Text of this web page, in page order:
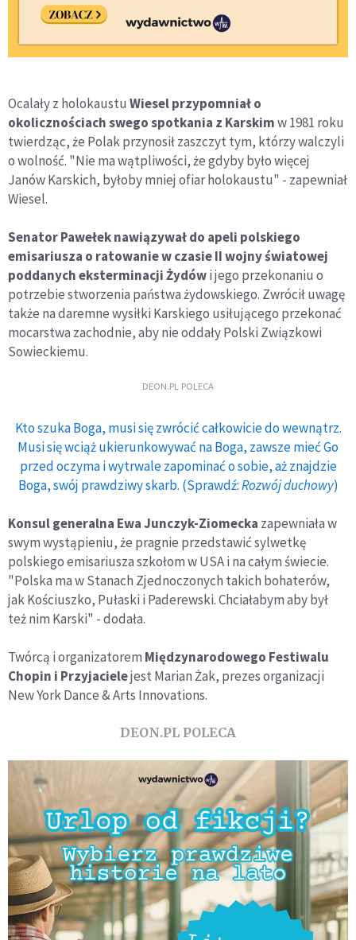
Ocalały z holokaustu Wiesel przypomniał o
okolicznościach swego spotkania z Karskimw 1981 roku
twierdząc, że Polak przynosił zaszczyt tym, którzy walczyli
o wolność. "Nie ma wątpliwości, że gdyby było więcej
Janów Karskich, byłoby mniej ofiar holokaustu" - zapewniał
Wiesel.
Senator Pawełek nawiązywał do apeli polskiego
emisariusza o ratowanie w czasie II wojny światowej
poddanych eksterminacji Żydówi jego przekonaniu o
potrzebie stworzenia państwa żydowskiego. Zwrócił uwagę
także na daremne wysiłki Karskiego usiłującego przekonać
mocarstwa zachodnie, aby nie oddały Polski Związkowi
Sowieckiemu.
DEON.PL POLECA
Kto szuka Boga, musi się zwrócić całkowicie do wewnątrz.
Musi się wciąż ukierunkowywać na Boga, zawsze mieć Go
przed oczyma i wytrwale zapominać o sobie, aż znajdzie
Boga, swój prawdziwy skarb. (Sprawdź:Rozwój duchowy)
Konsul generalna Ewa Junczyk-Ziomecka zapewniała w
swym wystąpieniu, że pragnie przedstawić sylwetkę
polskiego emisariusza szkołom w USA i na całym świecie.
"Polska ma w Stanach Zjednoczonych takich bohaterów,
jak Kościuszko, Pułaski i Paderewski. Chciałabym aby był
też nim Karski" - dodała.
Twórcą i organizatorem Międzynarodowego Festiwalu
Chopin i Przyjacielejest Marian Żak, prezes organizacji
New York Dance & Arts Innovations.
DEON.PL POLECA